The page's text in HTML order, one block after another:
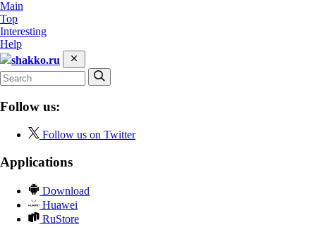
Main
Top
Interesting
Help
shakko.ru
Follow us:
Follow us on Twitter
Applications
Download
Huawei
RuStore